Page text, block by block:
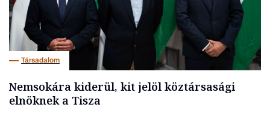
Társadalom
Nemsokára kiderül, kit jelöl köztársasági
elnöknek a Tisza